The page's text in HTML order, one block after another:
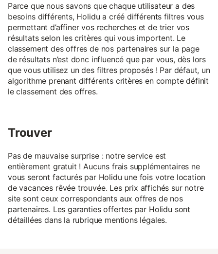
Parce que nous savons que chaque utilisateur a des
besoins différents, Holidu a créé différents filtres vous
permettant d’affiner vos recherches et de trier vos
résultats selon les critères qui vous importent. Le
classement des offres de nos partenaires sur la page
de résultats n’est donc influencé que par vous, dès lors
que vous utilisez un des filtres proposés ! Par défaut, un
algorithme prenant différents critères en compte définit
le classement des offres.
Trouver
Pas de mauvaise surprise : notre service est
entièrement gratuit ! Aucuns frais supplémentaires ne
vous seront facturés par Holidu une fois votre location
de vacances rêvée trouvée. Les prix affichés sur notre
site sont ceux correspondants aux offres de nos
partenaires. Les garanties offertes par Holidu sont
détaillées dans la rubrique mentions légales.